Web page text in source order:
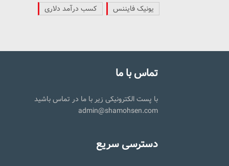
کسب درآمد دلاری
یونیک فایننس
تماس با ما
با پست الکترونیکی زیر با ما در تماس باشید
admin@shamohsen.com
دسترسی سریع